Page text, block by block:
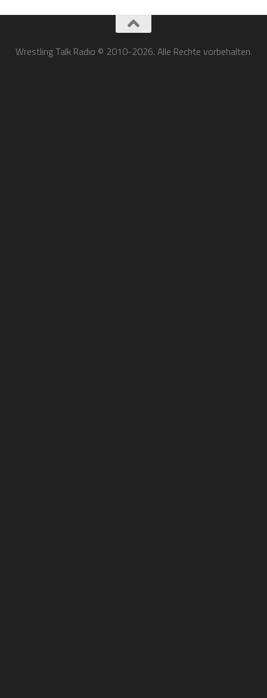
Wrestling Talk Radio © 2010-2026. Alle Rechte vorbehalten.